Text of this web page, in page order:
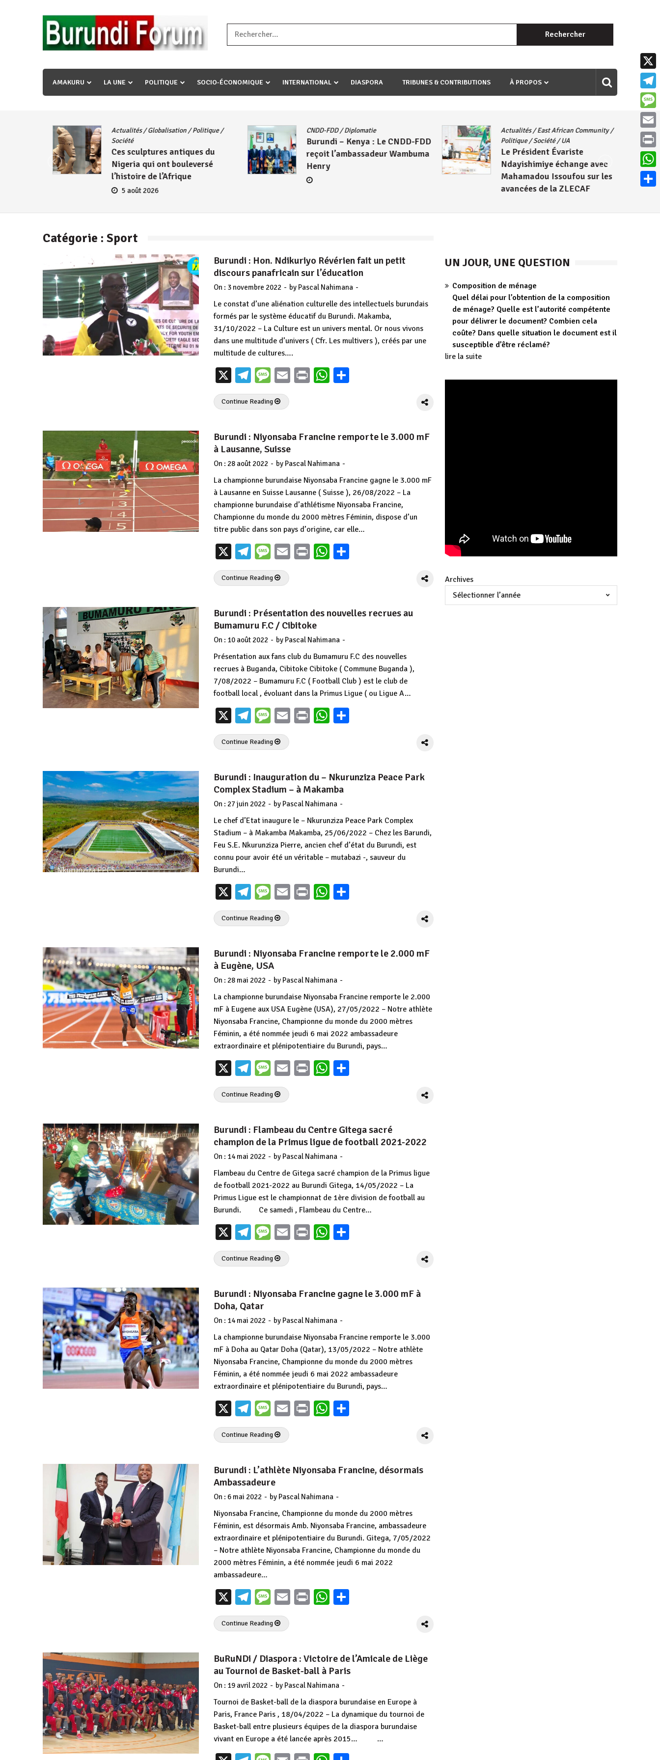
« Ingorane si ugupfa , ingorane ni ugupfa nabi ,gupfa ataco umariye umuryango wawe canke igihugu cakwibarutse .Wewe uri ngaha ndagusigiye iki kibazo : Uriko ukora iki kugira ngo
uzopfire neza umuryango n’igihugu cakwibarutse ? »
Rechercher :
AMAKURU LA UNE POLITIQUE SOCIO-ÉCONOMIQUE INTERNATIONAL DIASPORA TRIBUNES & CONTRIBUTIONS À PROPOS
Actualités/Globalisation/Politique/
Société
Ces sculptures antiques du
Nigeria qui ont bouleversé
l’histoire de l’Afrique
5 août 2026
CNDD-FDD/Diplomatie
Burundi – Kenya : Le CNDD-FDD
reçoit l’ambassadeur Wambuma
Henry
Actualités/East African Community/
Politique/Société/UA
Le Président Évariste
Ndayishimiye échange avec
Mahamadou Issoufou sur les
avancées de la ZLECAF
Catégorie : Sport
Burundi : Hon. Ndikuriyo Révérien fait un petit
discours panafricain sur l’éducation
On : 3 novembre 2022 - by Pascal Nahimana -
Le constat d’une aliénation culturelle des intellectuels burundais
formés par le système éducatif du Burundi. Makamba,
31/10/2022 – La Culture est un univers mental. Or nous vivons
dans une multitude d’univers ( Cfr. Les multivers ), créés par une
multitude de cultures….
X Telegram
Message
EmailPrintWhatsApp
Continue Reading
Burundi : Niyonsaba Francine remporte le 3.000 mF
à Lausanne, Suisse
On : 28 août 2022 - by Pascal Nahimana -
La championne burundaise Niyonsaba Francine gagne le 3.000 mF
à Lausanne en Suisse Lausanne ( Suisse ), 26/08/2022 – La
championne burundaise d’athlétisme Niyonsaba Francine,
Championne du monde du 2000 mètres Féminin, dispose d’un
titre public dans son pays d’origine, car elle…
X Telegram
Message
EmailPrintWhatsApp
Continue Reading
Burundi : Présentation des nouvelles recrues au
Bumamuru F.C / Cibitoke
On : 10 août 2022 - by Pascal Nahimana -
Présentation aux fans club du Bumamuru F.C des nouvelles
recrues à Buganda, Cibitoke Cibitoke ( Commune Buganda ),
7/08/2022 – Bumamuru F.C ( Football Club ) est le club de
football local , évoluant dans la Primus Ligue ( ou Ligue A…
X Telegram
Message
EmailPrintWhatsApp
Continue Reading
Burundi : Inauguration du – Nkurunziza Peace Park
Complex Stadium – à Makamba
On : 27 juin 2022 - by Pascal Nahimana -
Le chef d’Etat inaugure le – Nkurunziza Peace Park Complex
Stadium – à Makamba Makamba, 25/06/2022 – Chez les Barundi,
Feu S.E. Nkurunziza Pierre, ancien chef d’état du Burundi, est
connu pour avoir été un véritable – mutabazi -, sauveur du
Burundi…
X Telegram
Message
EmailPrintWhatsApp
Continue Reading
Burundi : Niyonsaba Francine remporte le 2.000 mF
à Eugène, USA
On : 28 mai 2022 - by Pascal Nahimana -
La championne burundaise Niyonsaba Francine remporte le 2.000
mF à Eugene aux USA Eugène (USA), 27/05/2022 – Notre athlète
Niyonsaba Francine, Championne du monde du 2000 mètres
Féminin, a été nommée jeudi 6 mai 2022 ambassadeure
extraordinaire et plénipotentiaire du Burundi, pays…
X Telegram
Message
EmailPrintWhatsApp
Continue Reading
Burundi : Flambeau du Centre Gitega sacré
champion de la Primus ligue de football 2021-2022
On : 14 mai 2022 - by Pascal Nahimana -
Flambeau du Centre de Gitega sacré champion de la Primus ligue
de football 2021-2022 au Burundi Gitega, 14/05/2022 – La
Primus Ligue est le championnat de 1ère division de football au
Burundi. Ce samedi , Flambeau du Centre…
X Telegram
Message
EmailPrintWhatsApp
Continue Reading
Burundi : Niyonsaba Francine gagne le 3.000 mF à
Doha, Qatar
On : 14 mai 2022 - by Pascal Nahimana -
La championne burundaise Niyonsaba Francine remporte le 3.000
mF à Doha au Qatar Doha (Qatar), 13/05/2022 – Notre athlète
Niyonsaba Francine, Championne du monde du 2000 mètres
Féminin, a été nommée jeudi 6 mai 2022 ambassadeure
extraordinaire et plénipotentiaire du Burundi, pays…
X Telegram
Message
EmailPrintWhatsApp
Continue Reading
Burundi : L’athlète Niyonsaba Francine, désormais
Ambassadeure
On : 6 mai 2022 - by Pascal Nahimana -
Niyonsaba Francine, Championne du monde du 2000 mètres
Féminin, est désormais Amb. Niyonsaba Francine, ambassadeure
extraordinaire et plénipotentiaire du Burundi. Gitega, 7/05/2022
– Notre athlète Niyonsaba Francine, Championne du monde du
2000 mètres Féminin, a été nommée jeudi 6 mai 2022
ambassadeure…
X Telegram
Message
EmailPrintWhatsApp
Continue Reading
BuRuNDi / Diaspora : Victoire de l’Amicale de Liège
au Tournoi de Basket-ball à Paris
On : 19 avril 2022 - by Pascal Nahimana -
Tournoi de Basket-ball de la diaspora burundaise en Europe à
Paris, France Paris , 18/04/2022 – La dynamique du tournoi de
Basket-ball entre plusieurs équipes de la diaspora burundaise
vivant en Europe a été lancée après 2015… …
UN JOUR, UNE QUESTION
Composition de ménage
Quel délai pour l’obtention de la composition
de ménage? Quelle est l’autorité compétente
pour délivrer le document? Combien cela
coûte? Dans quelle situation le document est il
susceptible d’être réclamé?
lire la suite
Archives
X
Email
Print